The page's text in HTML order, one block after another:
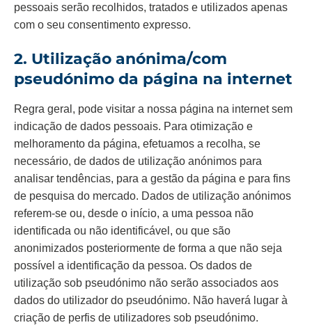
pessoais serão recolhidos, tratados e utilizados apenas
com o seu consentimento expresso.
2. Utilização anónima/com
pseudónimo da página na internet
Regra geral, pode visitar a nossa página na internet sem
indicação de dados pessoais. Para otimização e
melhoramento da página, efetuamos a recolha, se
necessário, de dados de utilização anónimos para
analisar tendências, para a gestão da página e para fins
de pesquisa do mercado. Dados de utilização anónimos
referem-se ou, desde o início, a uma pessoa não
identificada ou não identificável, ou que são
anonimizados posteriormente de forma a que não seja
possível a identificação da pessoa. Os dados de
utilização sob pseudónimo não serão associados aos
dados do utilizador do pseudónimo. Não haverá lugar à
criação de perfis de utilizadores sob pseudónimo.